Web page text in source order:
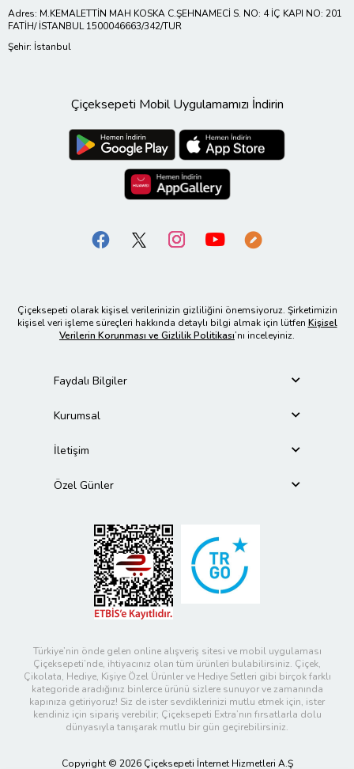
Adres: M.KEMALETTİN MAH KOSKA C.ŞEHNAMECİ S. NO: 4 İÇ KAPI NO: 201
FATİH/ İSTANBUL 1500046663/342/TUR
Şehir: İstanbul
Çiçeksepeti Mobil Uygulamamızı İndirin
Çiçeksepeti olarak kişisel verilerinizin gizliliğini önemsiyoruz. Şirketimizin
kişisel veri işleme süreçleri hakkında detaylı bilgi almak için lütfen Kişisel
Verilerin Korunması ve Gizlilik Politikası’nı inceleyiniz.
Faydalı Bilgiler
Kurumsal
İletişim
Özel Günler
Türkiye’nin önde gelen online alışveriş sitesi ve mobil uygulaması
Çiçeksepeti’nde, ihtiyacınız olan tüm ürünleri bulabilirsiniz. Çiçek,
Çikolata, Hediye, Kişiye Özel Ürünler ve Hediye Setleri gibi birçok farklı
kategoride aradığınız binlerce ürünü sizlere sunuyor ve zamanında
kapınıza getiriyoruz! Siz de ister sevdiklerinizi mutlu etmek için, ister
kendiniz için sipariş verebilir; Çiçeksepeti Extra’nın fırsatlarla dolu
dünyasıyla tanışarak mutlu bir gün geçirebilirsiniz.
Copyright © 2026 Çiçeksepeti İnternet Hizmetleri A.Ş